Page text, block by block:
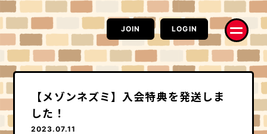
JOIN LOGIN
【メゾンネズミ】入会特典を発送しま
した！
2023.07.11